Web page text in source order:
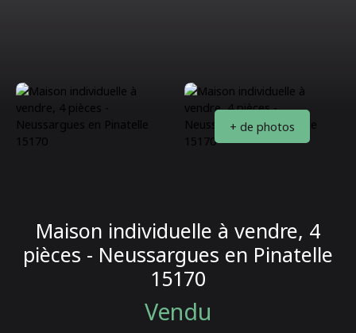
+ de photos
Maison individuelle à vendre, 4
pièces - Neussargues en Pinatelle
15170
Vendu